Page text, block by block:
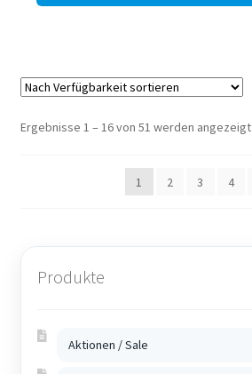
Ergebnisse 1 – 16 von 51 werden angezeigt
1 2 3 4
Produkte
Aktionen / Sale